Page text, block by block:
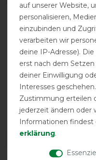
atmungsaktiv
DETAILS ZUR
auf unserer Website,
personalisieren,
einzubinden und
verarbeiten wir
deine IP-Adresse).
erst nach dem
deiner Einwilligung
Interesses
Zustimmung erteilen
jederzeit ändern oder
Informationen findest
erklärung.